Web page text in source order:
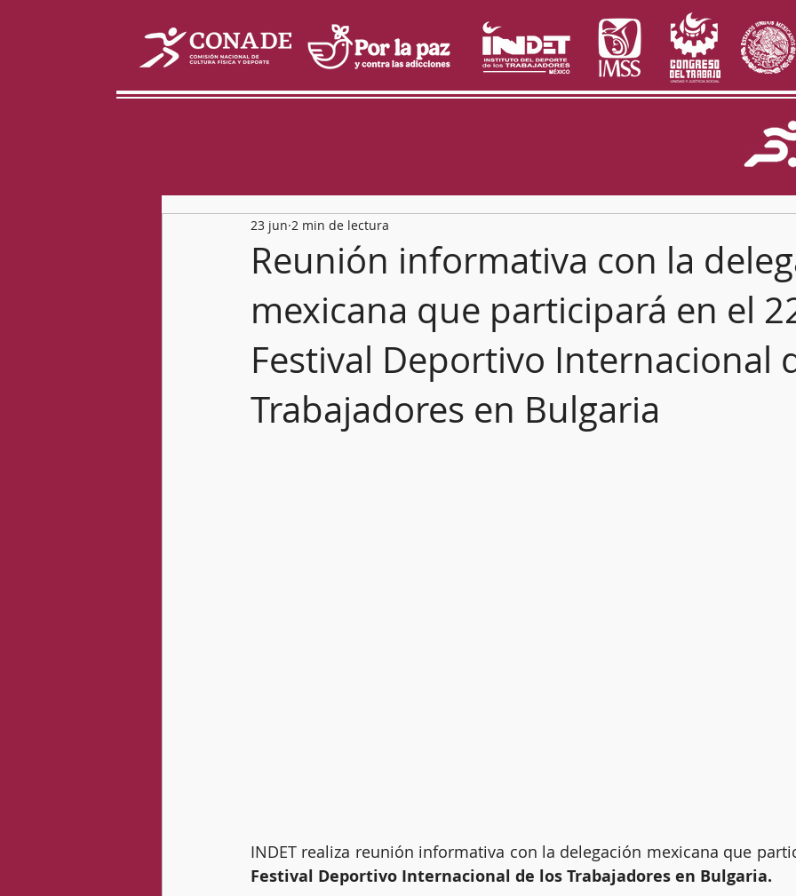
Reunión informativa con la
mexicana que participará en el
Festival Deportivo Internacional
Trabajadores en Bulgaria
23 jun 2 min de lectura
INDET realiza reunión informativa con la delegación mexicana que
Festival Deportivo Internacional de los Trabajadores en Bulgaria.